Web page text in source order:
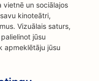
un sociālajos
kinoteātri,
Vizuālais saturs,
jūsu
apmeklētāju jūsu